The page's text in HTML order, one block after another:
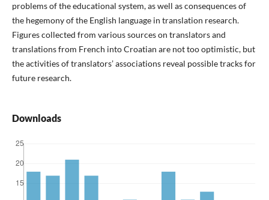
problems of the educational system, as well as consequences of
the hegemony of the English language in translation research.
Figures collected from various sources on translators and
translations from French into Croatian are not too optimistic, but
the activities of translators’ associations reveal possible tracks for
future research.
Downloads